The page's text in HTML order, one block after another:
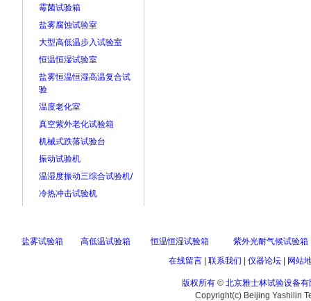
霉菌试验箱
盐雾腐蚀试验室
大型高低温步入试验室
恒温恒湿试验室
盐雾恒温恒湿高温复合试
验
温度老化室
真空紫外老化试验箱
机械式跌落试验台
振动试验机
温湿度振动三综合试验机/
冷热冲击试验机
盐雾试验箱 高低温试验箱 恒温恒湿试验箱
紫外光耐气候试验箱
在线留言| 联系我们 仪器论坛| 网站
版权所有 © 北京雅士林试验设备有
Copyright(c) Beijing Yashilin